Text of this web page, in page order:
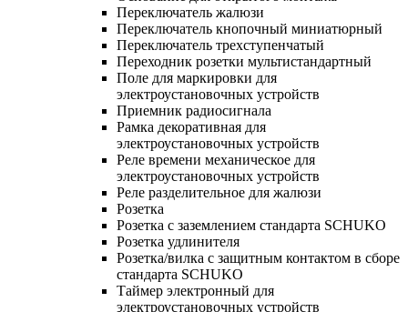
Переключатель жалюзи
Переключатель кнопочный миниатюрный
Переключатель трехступенчатый
Переходник розетки мультистандартный
Поле для маркировки для
электроустановочных устройств
Приемник радиосигнала
Рамка декоративная для
электроустановочных устройств
Реле времени механическое для
электроустановочных устройств
Реле разделительное для жалюзи
Розетка
Розетка с заземлением стандарта SCHUKO
Розетка удлинителя
Розетка/вилка с защитным контактом в сборе
стандарта SCHUKO
Таймер электронный для
электроустановочных устройств